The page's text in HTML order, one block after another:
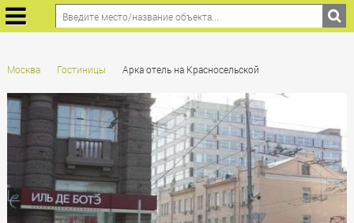
Москва Гостиницы Арка отель на Красносельской